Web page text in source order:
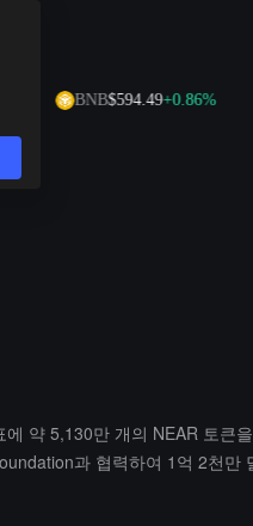
BNB$594.49+0.86%
약 5,130만 개의 NEAR 토큰
과 협력하여 1억 2천만